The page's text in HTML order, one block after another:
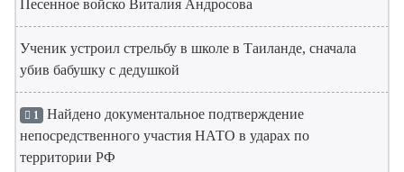
Песенное войско Виталия Андросова
Ученик устроил стрельбу в школе в Таиланде, сначала
убив бабушку с дедушкой
1 Найдено документальное подтверждение
непосредственного участия НАТО в ударах по
территории РФ